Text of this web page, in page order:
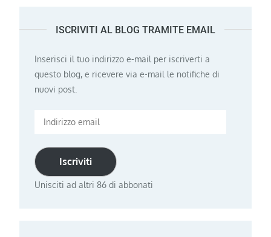
ISCRIVITI AL BLOG TRAMITE EMAIL
Inserisci il tuo indirizzo e-mail per iscriverti a
questo blog, e ricevere via e-mail le notifiche di
nuovi post.
Indirizzo
Iscriviti
Unisciti ad altri 86 di abbonati